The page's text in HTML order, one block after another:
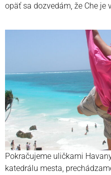
opäť sa dozvedám, že Che je
Pokračujeme uličkami
katedrálu mesta,